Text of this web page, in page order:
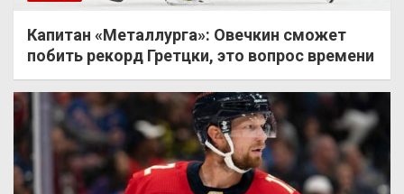
Капитан «Металлурга»: Овечкин сможет
побить рекорд Гретцки, это вопрос времени